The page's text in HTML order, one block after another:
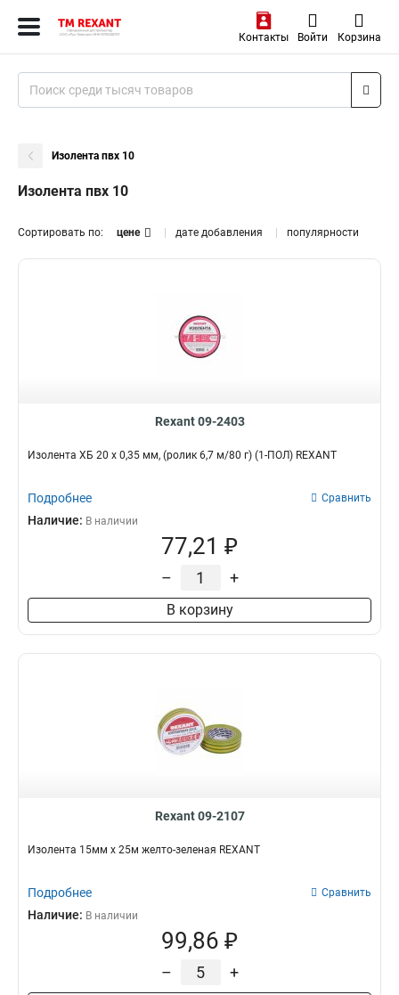
Контакты Войти Корзина
Изолента пвх 10
Изолента пвх 10
Сортировать по: цене дате добавления популярности
Rexant 09-2403
Изолента ХБ 20 х 0,35 мм, (ролик 6,7 м/80 г) (1-ПОЛ) REXANT
Подробнее Сравнить
Наличие: В наличии
77,21 ₽
– +
В корзину
Rexant 09-2107
Изолента 15мм х 25м желто-зеленая REXANT
Подробнее Сравнить
Наличие: В наличии
99,86 ₽
– +